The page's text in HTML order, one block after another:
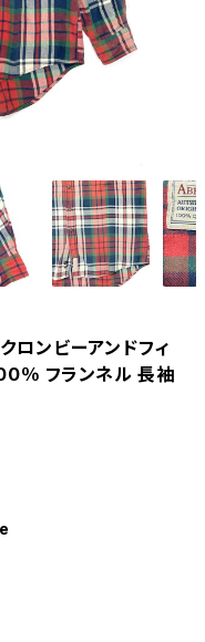
ンビーアンドフィ
％ フランネル 長袖